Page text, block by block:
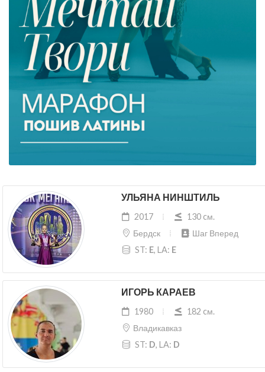
УЛЬЯНА НИНШТИЛЬ
2017
130 cм.
Бердск
Шаг Вперед
ST: E, LA: E
ИГОРЬ КАРАЕВ
1980
182 cм.
Владикавказ
ST: D, LA: D